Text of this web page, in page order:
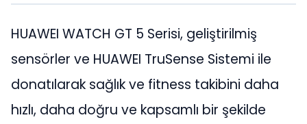
HUAWEI WATCH GT 5 Serisi, geliştirilmiş
sensörler ve HUAWEI TruSense Sistemi ile
donatılarak sağlık ve fitness takibini daha
hızlı, daha doğru ve kapsamlı bir şekilde